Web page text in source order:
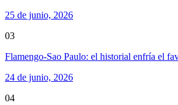
25 de junio, 2026
03
Flamengo-Sao Paulo: el historial enfría el
24 de junio, 2026
04